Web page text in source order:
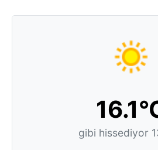
gibi hissediyor